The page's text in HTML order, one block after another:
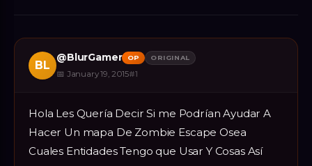
BL
@BlurGamer OP ORIGINAL
📅 January 19, 2015#1
Hola Les Quería Decir Si me Podrían Ayudar A
Hacer Un mapa De Zombie Escape Osea
Cuales Entidades Tengo que Usar Y Cosas Así